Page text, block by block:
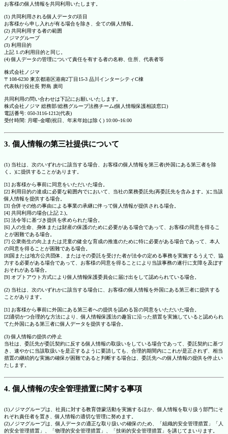
お客様の個人情報を共同利用いたします。
(1) 共同利用される個人データの項目
お客様から申し入れが有る場合を除き、全ての個人情報。
(2) 共同利用する者の範囲
ノジマグループ
(3) 利用目的
上記 1.の利用目的と同じ。
(4) 個人データの管理について責任を有する者の名称、住所、代表者等
株式会社ノジマ
〒108-6230 東京都港区港南2丁目15-3 品川インターシティC棟
代表執行役社長 野島 廣司
共同利用の問い合わせは下記にお願いいたします。
株式会社ノジマ 総務部/総務グループ法務チーム(個人情報保護相談窓口)
電話番号: 050-3116-1212(代表)
受付時間: 月曜~金曜(祝日、年末年始は除く) 10:00~16:00
3. 個人情報の第三社提供について
(1) 当社は、次のいずれかに該当する場合、お客様の個人情報を第三者(外国にある第三者を除
く。)に提供することがあります。
[1] お客様から事前に同意をいただいた場合。
[2] 利用目的の達成に必要な範囲内でにおいて、当社の業務委託先(再委託先を含みます。)に当該
個人情報を提供する場合。
[3] 合併その他の事由による事業の承継に伴って個人情報が提供される場合。
[4] 共同利用の場合(上記 2.)。
[5] 法令等に基づき提供を求められた場合。
[6] 人の生命、身体または財産の保護のために必要がある場合であって、お客様の同意を得るこ
とが困難である場合。
[7] 公衆衛生の向上または児童の健全な育成の推進のために特に必要がある場合であって、本人
の同意を得ることが困難である場合。
[8]国または地方公共団体、またはその委託を受けた者が法令の定める事務を実施するうえで、協
力する必要がある場合であって、お客様の同意を得ることにより当該事務の遂行に支障を及ぼす
おそれがある場合。
[9] オプトアウト方式により個人情報保護委員会に届け出をして認められている場合。
(2) 当社は、次のいずれかに該当する場合に、お客様の個人情報を外国にある第三者に提供する
ことがあります。
[1] お客様から事前に外国にある第三者への提供を認める旨の同意をいただいた場合。
[2]適切かつ合理的な方法により、個人情報保護法の趣旨に沿った措置を実施していると認められ
てた外国にある第三者に個人データを提供する場合。
(3) 個人情報の提供の停止
当社は、委託先が委託契約に反する個人情報の取扱いをしている場合であって、委託契約に基づ
き、速やかに当該取扱いを是正するように要請しても、合理的期間内にこれが是正されず、相当
措置の継続的な実施の確保が困難であると判断する場合は、委託先への個人情報の提供を停止い
たします。
4. 個人情報の安全管理措置に関する事項
(1)ノジマグループは、社員に対する教育啓蒙活動を実施するほか、個人情報を取り扱う部門にそ
れぞれ責任者を置き、個人情報の適切な管理に努めます。
(2)ノジマグループは、個人データの適正な取り扱いの確保のため、「組織的安全管理措置」「人
的安全管理措置」、「物理的安全管理措置」、「技術的安全管理措置」を講じてまいります。